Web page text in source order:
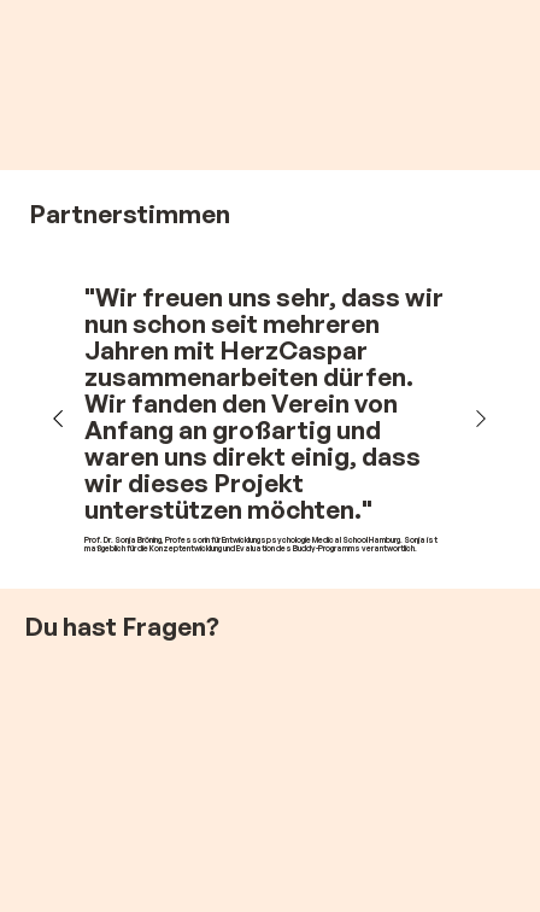
Du hast Fragen?
Partnerstimmen
"Wir freuen uns sehr, dass wir
nun schon seit mehreren
Jahren mit HerzCaspar
zusammenarbeiten dürfen.
Wir fanden den Verein von
Anfang an großartig und
waren uns direkt einig, dass
wir dieses Projekt
unterstützen möchten."
Prof. Dr. Sonja Bröning, Professorin für Entwicklungspsychologie Medical School Hamburg. Sonja ist
maßgeblich für die Konzeptentwicklung und Evaluation des Buddy-Programms verantwortlich.